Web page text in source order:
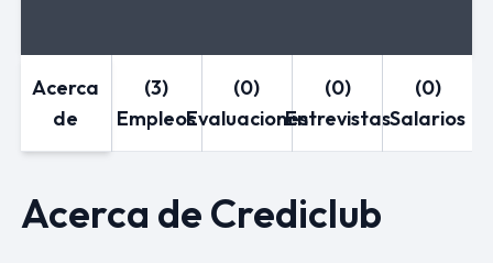
Acerca
de
(3)
Empleos
(0)
Evaluaciones
(0)
Entrevistas
(0)
Salarios
Acerca de Crediclub